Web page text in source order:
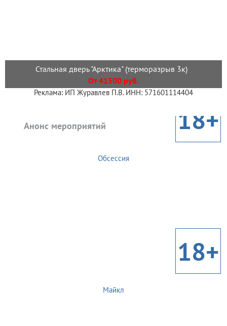
Стальная дверь "Арктика" (терморазрыв 3к)
От 41500 руб.
Реклама: ИП Журавлев П.В. ИНН: 571601114404
Анонс мероприятий 18+
Обсессия
18+
Майкл